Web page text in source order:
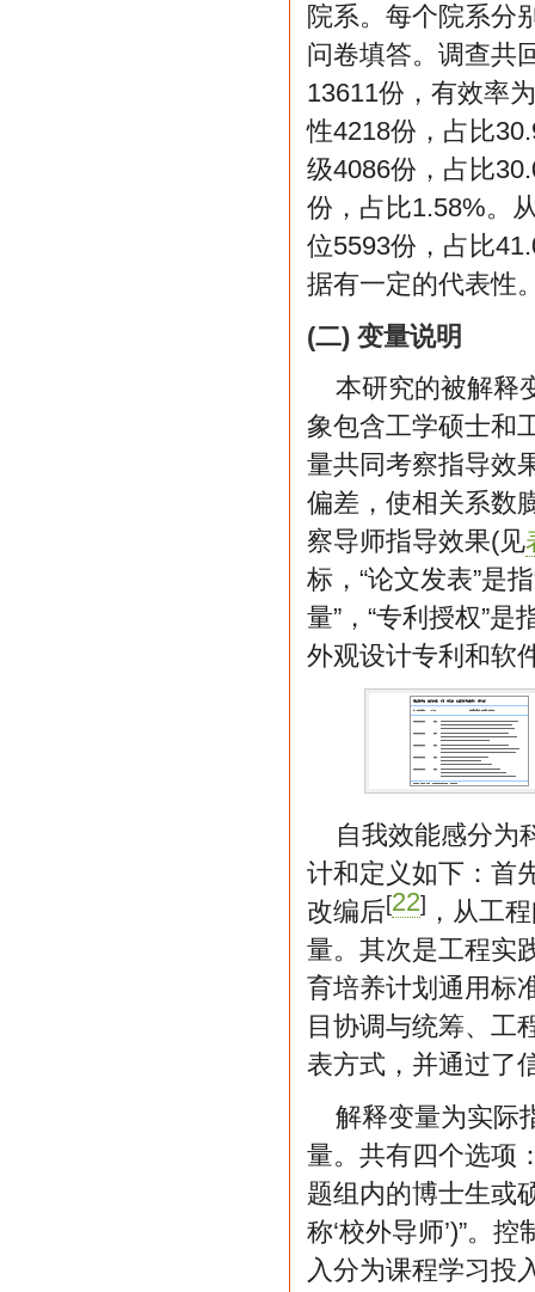
院系。每个院系分
问卷填答。调查共
13611份，有效率
性4218份，占比
级4086份，占比
份，占比1.58%。
位5593份，占比
据有一定的代表性
(二) 变量说明
本研究的被解释
象包含工学硕士和
量共同考察指导效
偏差，使相关系数
察导师指导效果(见
标，“论文发表”是
量”，“专利授权”
外观设计专利和软
自我效能感分为
计和定义如下：首
改编后[22] ，从工
量。其次是工程实
育培养计划通用标
目协调与统筹、工
表方式，并通过了
解释变量为实际
量。共有四个选项
题组内的博士生或
称‘校外导师’)”。
入分为课程学习投